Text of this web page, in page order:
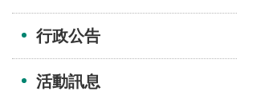
行政公告
活動訊息